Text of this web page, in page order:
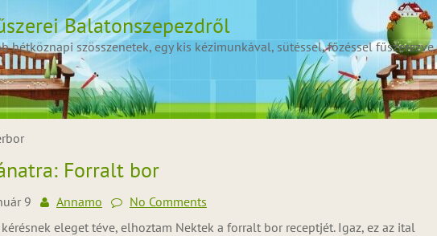
Balatonszepezdről
hétköznapi szösszenetek, egy kis kézimunkával, sütéssel, főzéssel fűszerezve.
Forralt bor
9 Annamo
No Comments
kérésnek eleget téve, elhoztam Nektek a forralt bor receptjét. Igaz, ez az ital